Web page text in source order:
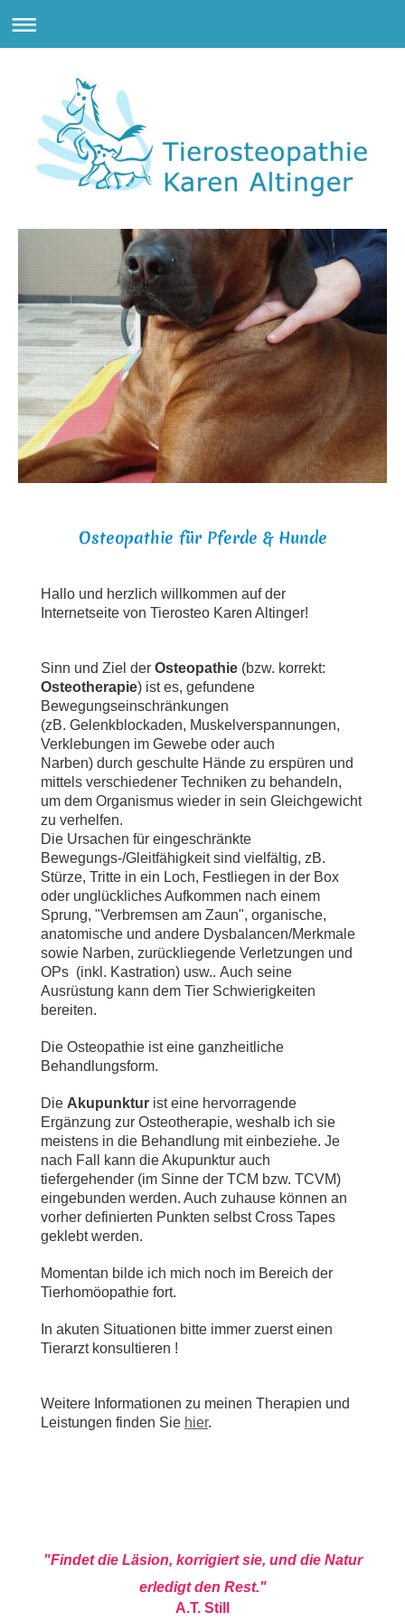
Osteopathie für Pferde & Hunde
Hallo und herzlich willkommen auf der
Internetseite von Tierosteo Karen Altinger!
Sinn und Ziel der Osteopathie (bzw. korrekt:
Osteotherapie) ist es, gefundene
Bewegungseinschränkungen
(zB. Gelenkblockaden, Muskelverspannungen,
Verklebungen im Gewebe oder auch
Narben) durch geschulte Hände zu erspüren und
mittels verschiedener Techniken zu behandeln,
um dem Organismus wieder in sein Gleichgewicht
zu verhelfen.
Die Ursachen für eingeschränkte
Bewegungs-/Gleitfähigkeit sind vielfältig, zB.
Stürze, Tritte in ein Loch, Festliegen in der Box
oder unglückliches Aufkommen nach einem
Sprung, "Verbremsen am Zaun", organische,
anatomische und andere Dysbalancen/Merkmale
sowie Narben, zurückliegende Verletzungen und
OPs (inkl. Kastration) usw.. Auch seine
Ausrüstung kann dem Tier Schwierigkeiten
bereiten.
Die Osteopathie ist eine ganzheitliche
Behandlungsform.
Die Akupunktur ist eine hervorragende
Ergänzung zur Osteotherapie, weshalb ich sie
meistens in die Behandlung mit einbeziehe. Je
nach Fall kann die Akupunktur auch
tiefergehender (im Sinne der TCM bzw. TCVM)
eingebunden werden. Auch zuhause können an
vorher definierten Punkten selbst Cross Tapes
geklebt werden.
Momentan bilde ich mich noch im Bereich der
Tierhomöopathie fort.
In akuten Situationen bitte immer zuerst einen
Tierarzt konsultieren !
Weitere Informationen zu meinen Therapien und
Leistungen finden Sie hier.
"Findet die Läsion, korrigiert sie, und die Natur
erledigt den Rest."
A.T. Still